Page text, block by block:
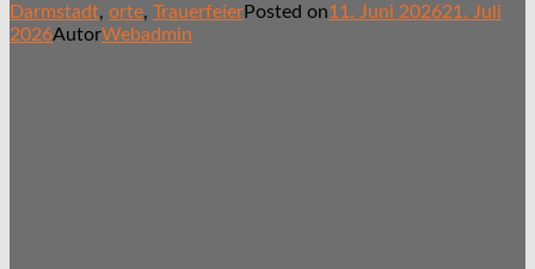
Darmstadt, orte, TrauerfeierPosted on11. Juni 202621. Juli
2026AutorWebadmin